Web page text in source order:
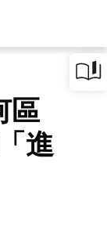
區
進